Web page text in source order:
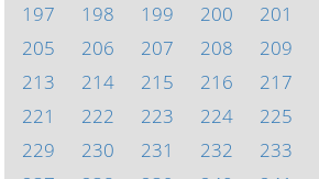
197
198 199 200 201
205
206 207 208 209
213
214 215 216 217
221
222 223 224 225
229
230 231 232 233